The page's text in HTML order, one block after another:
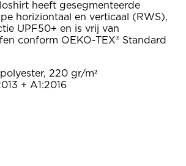
heeft gesegmenteerde
horiziontaal en verticaal (RWS),
UPF50+ en is vrij van
conform OEKO-TEX® Standard
220 gr/m²
+ A1:2016